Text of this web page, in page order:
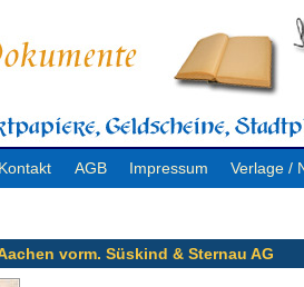
Kontakt AGB Impressum Verlage /
vorm. Süskind & Sternau AG